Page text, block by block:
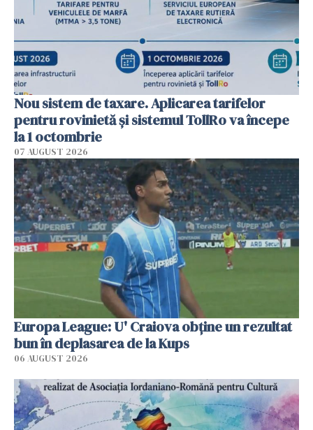
Nou sistem de taxare. Aplicarea tarifelor
pentru rovinietă şi sistemul TollRo va începe
la 1 octombrie
07 AUGUST 2026
Europa League: U' Craiova obține un rezultat
bun în deplasarea de la Kups
06 AUGUST 2026